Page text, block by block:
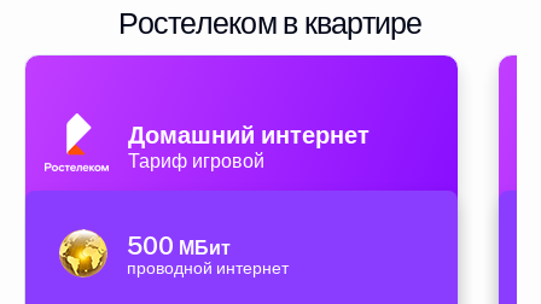
Ростелеком в квартире
Домашний интернет
Тариф игровой
500 МБит
проводной интернет